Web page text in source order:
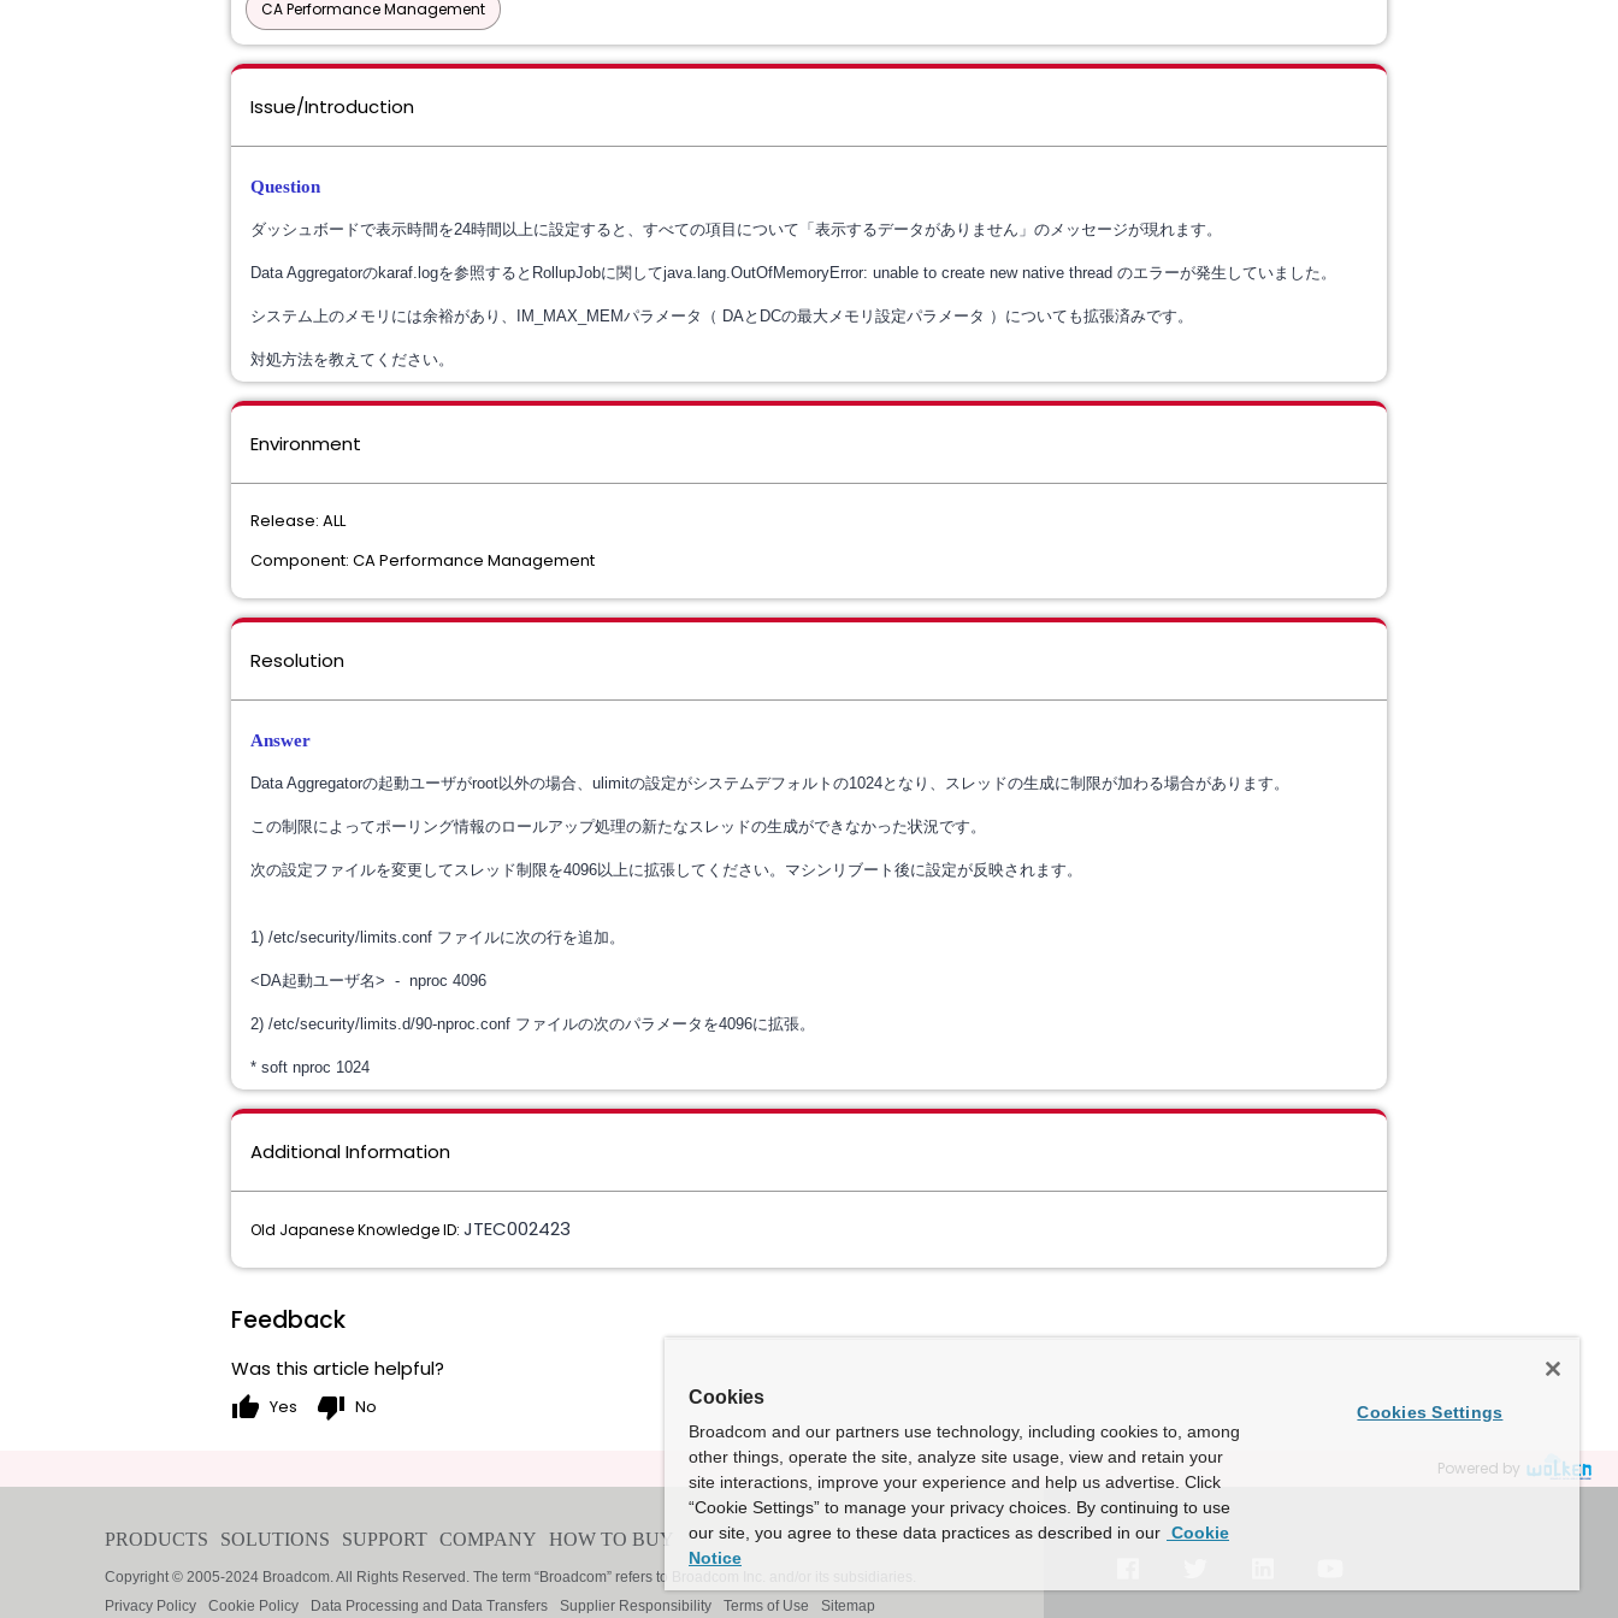
CA Performance Management
Issue/Introduction
Question
ダッシュボードで表示時間を24時間以上に設定すると、すべての項目について「表示するデータがありません」のメッセージが現れます。
Data Aggregatorのkaraf.logを参照すると RollupJobに関してjava.lang.OutOfMemoryError: unable to create new native thread のエラーが発生していました。
システム上のメモリには余裕があり、 IM_MAX_MEMパラメータ（ DAとDCの最大メモリ設定パラメータ ）についても拡張済みです。
対処方法を教えてください。
Environment
Release: ALL
Component: CA Performance Management
Resolution
Answer
Data Aggregatorの起動ユーザがroot以外の場合、ulimitの設定がシステムデフォルトの1024となり、 スレッドの生成に制限が加わる場合があります。
この制限によってポーリング情報のロールアップ処理の新たなスレッドの生成ができなかった状況です。
次の設定ファイルを変更してスレッド制限を4096以上に拡張してください。 マシンリブート後に設定が反映されます。
1) /etc/security/limits.conf ファイルに次の行を追加。
<DA起動ユーザ名> - nproc 4096
2) /etc/security/limits.d/90-nproc.conf ファイルの次のパラメータを4096に拡張。
* soft nproc 1024
Additional Information
Old Japanese Knowledge ID: JTEC002423
Feedback
Was this article helpful?
thumb_up Yes thumb_down No
Powered by
Cookies
Broadcom and our partners use technology, including cookies to, among
other things, operate the site, analyze site usage, view and retain your
site interactions, improve your experience and help us advertise. Click
“Cookie Settings” to manage your privacy choices. By continuing to use
our site, you agree to these data practices as described in our Cookie
Notice
Cookies Settings